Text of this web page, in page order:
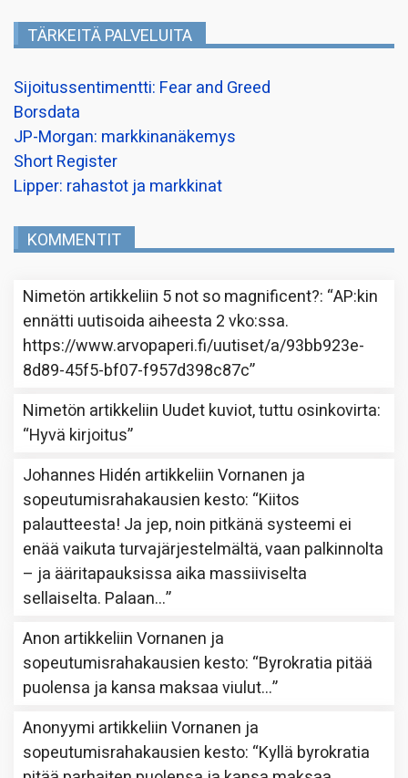
TÄRKEITÄ PALVELUITA
Sijoitussentimentti: Fear and Greed
Borsdata
JP-Morgan: markkinanäkemys
Short Register
Lipper: rahastot ja markkinat
KOMMENTIT
Nimetön artikkeliin 5 not so magnificent?: “AP:kin
ennätti uutisoida aiheesta 2 vko:ssa.
https://www.arvopaperi.fi/uutiset/a/93bb923e-
8d89-45f5-bf07-f957d398c87c”
Nimetön artikkeliin Uudet kuviot, tuttu osinkovirta:
“Hyvä kirjoitus”
Johannes Hidén artikkeliinVornanen ja
sopeutumisrahakausien kesto: “Kiitos
palautteesta! Ja jep, noin pitkänä systeemi ei
enää vaikuta turvajärjestelmältä, vaan palkinnolta
– ja ääritapauksissa aika massiiviselta
sellaiselta. Palaan…”
Anon artikkeliinVornanen ja
sopeutumisrahakausien kesto: “Byrokratia pitää
puolensa ja kansa maksaa viulut…”
Anonyymi artikkeliinVornanen ja
sopeutumisrahakausien kesto: “Kyllä byrokratia